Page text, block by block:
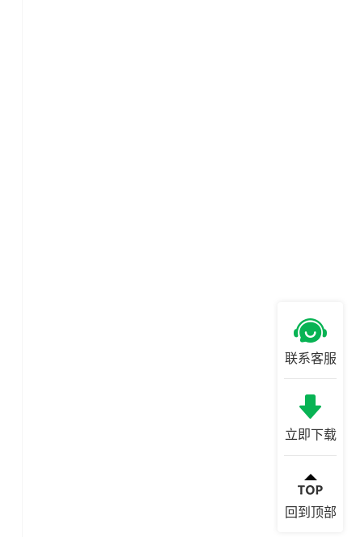
联系客服
立即下载
回到顶部